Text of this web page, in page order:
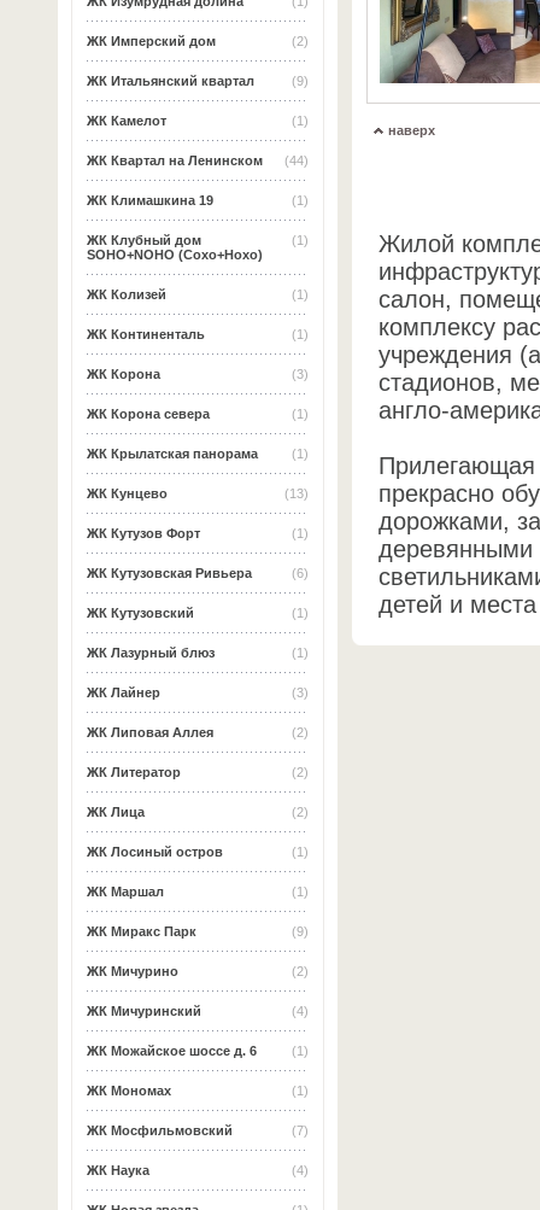
(2)
ЖК Имперский дом
(9)
ЖК Итальянский квартал
(1)
ЖК Камелот
(44)
ЖК Квартал на Ленинском
(1)
ЖК Климашкина 19
(1)
ЖК Клубный дом
SOHO+NOHO (Сохо+Нохо)
(1)
ЖК Колизей
(1)
ЖК Континенталь
(3)
ЖК Корона
(1)
ЖК Корона севера
(1)
ЖК Крылатская панорама
(13)
ЖК Кунцево
(1)
ЖК Кутузов Форт
(6)
ЖК Кутузовская Ривьера
(1)
ЖК Кутузовский
(1)
ЖК Лазурный блюз
(3)
ЖК Лайнер
(2)
ЖК Липовая Аллея
(2)
ЖК Литератор
(2)
ЖК Лица
(1)
ЖК Лосиный остров
(1)
ЖК Маршал
(9)
ЖК Миракс Парк
(2)
ЖК Мичурино
(4)
ЖК Мичуринский
(1)
ЖК Можайское шоссе д. 6
(1)
ЖК Мономах
(7)
ЖК Мосфильмовский
(4)
ЖК Наука
наверх
Жилой
салон,
комплексу
учреждения
стадионов,
англо-
Прилегающая
прекрасно
дорожками,
деревянными
детей и